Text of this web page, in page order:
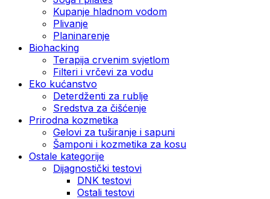
Kupanje hladnom vodom
Plivanje
Planinarenje
Biohacking
Terapija crvenim svjetlom
Filteri i vrčevi za vodu
Eko kućanstvo
Deterdženti za rublje
Sredstva za čišćenje
Prirodna kozmetika
Gelovi za tuširanje i sapuni
Šamponi i kozmetika za kosu
Ostale kategorije
Dijagnostički testovi
DNK testovi
Ostali testovi